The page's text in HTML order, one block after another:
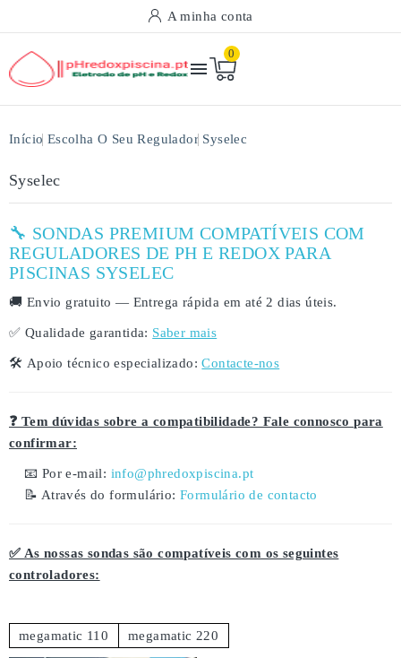
A minha conta

0
Início Escolha O Seu Regulador Syselec
Syselec
🔧 SONDAS PREMIUM COMPATÍVEIS COM
REGULADORES DE PH E REDOX PARA
PISCINAS SYSELEC
🚚 Envio gratuito — Entrega rápida em até 2 dias úteis.
✅ Qualidade garantida: Saber mais
🛠️ Apoio técnico especializado: Contacte-nos
❓ Tem dúvidas sobre a compatibilidade? Fale connosco para
confirmar:
📧 Por e-mail: info@phredoxpiscina.pt
📝 Através do formulário: Formulário de contacto
✅ As nossas sondas são compatíveis com os seguintes
controladores:
megamatic 110 megamatic 220